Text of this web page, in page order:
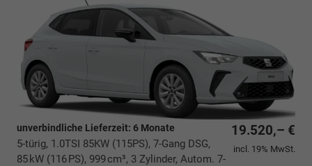
19.520,– €
incl. 19% MwSt.
unverbindliche Lieferzeit: 6 Monate
5-türig, 1.0TSI 85KW (115PS), 7-Gang DSG,
85 kW (116 PS), 999 cm³, 3 Zylinder, Autom. 7-